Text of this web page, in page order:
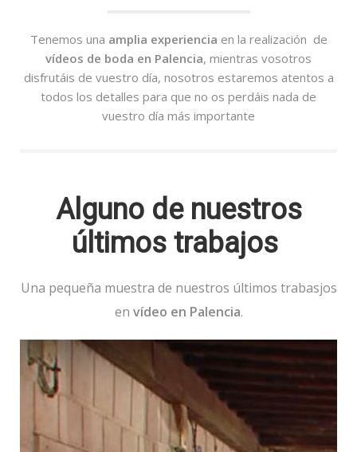
Tenemos una amplia experiencia en la realización de
vídeos de boda en Palencia, mientras vosotros
disfrutáis de vuestro día, nosotros estaremos atentos a
todos los detalles para que no os perdáis nada de
vuestro día más importante
Alguno de nuestros
últimos trabajos
Una pequeña muestra de nuestros últimos trabasjos
en vídeo en Palencia.